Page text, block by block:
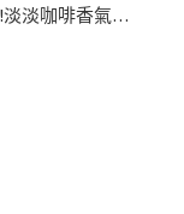
淡淡咖啡香氣…